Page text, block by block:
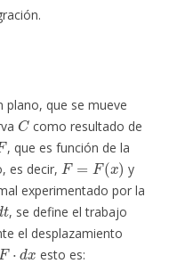
plano, que se mueve
C
como resultado de
, que es función de la
es decir,
F=F(x)
y
experimentado por la
t
, se define el trabajo
el desplazamiento
F⋅dx
esto es: